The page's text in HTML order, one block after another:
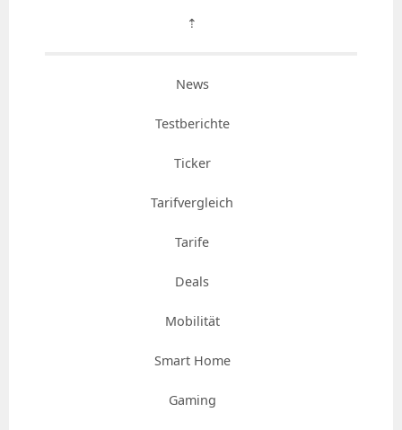
⇡
News
Testberichte
Ticker
Tarifvergleich
Tarife
Deals
Mobilität
Smart Home
Gaming